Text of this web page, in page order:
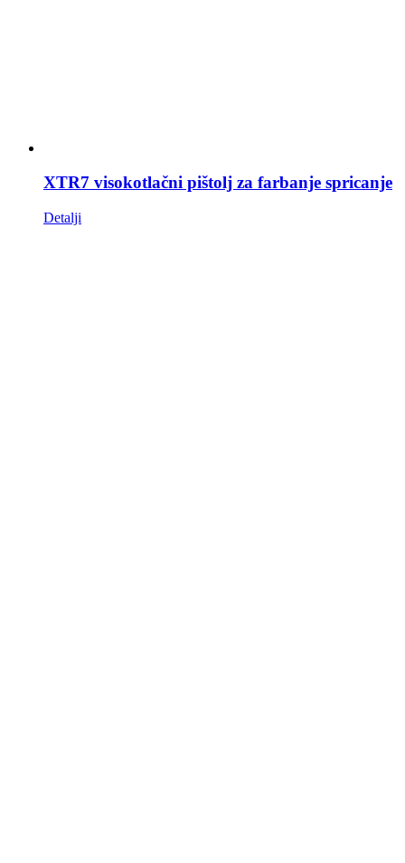
XTR7 visokotlačni pištolj za farbanje spricanje
Detalji